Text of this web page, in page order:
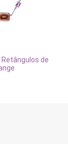
Colar Cristal